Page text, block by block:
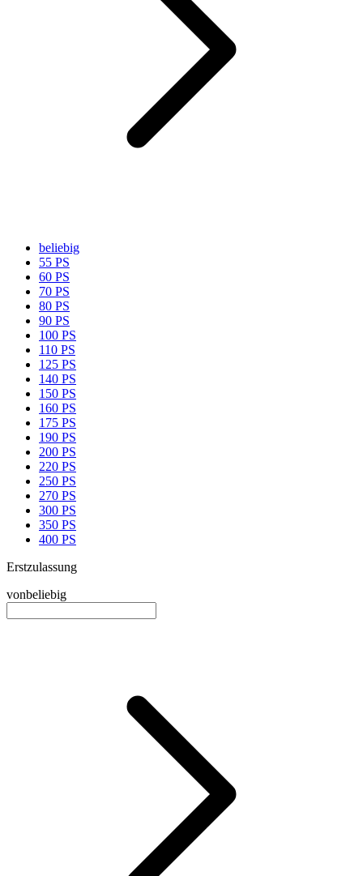
beliebig
55 PS
60 PS
70 PS
80 PS
90 PS
100 PS
110 PS
125 PS
140 PS
150 PS
160 PS
175 PS
190 PS
200 PS
220 PS
250 PS
270 PS
300 PS
350 PS
400 PS
Erstzulassung
vonbeliebig